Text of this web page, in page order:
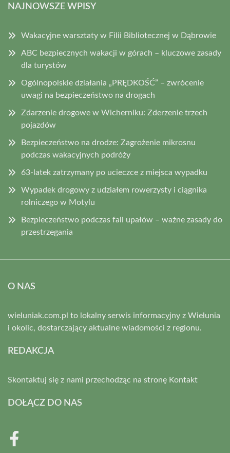
NAJNOWSZE WPISY
Wakacyjne warsztaty w Filii Bibliotecznej w Dąbrowie
ABC bezpiecznych wakacji w górach – kluczowe zasady
dla turystów
Ogólnopolskie działania „PRĘDKOŚĆ” – zwrócenie
uwagi na bezpieczeństwo na drogach
Zdarzenie drogowe w Wicherniku: Zderzenie trzech
pojazdów
Bezpieczeństwo na drodze: Zagrożenie mikrosnu
podczas wakacyjnych podróży
63-latek zatrzymany po ucieczce z miejsca wypadku
Wypadek drogowy z udziałem rowerzysty i ciągnika
rolniczego w Motylu
Bezpieczeństwo podczas fali upałów – ważne zasady do
przestrzegania
O NAS
wieluniak.com.pl to lokalny serwis informacyjny z Wielunia
i okolic, dostarczający aktualne wiadomości z regionu.
REDAKCJA
Skontaktuj się z nami przechodząc na stronę Kontakt
DOŁĄCZ DO NAS